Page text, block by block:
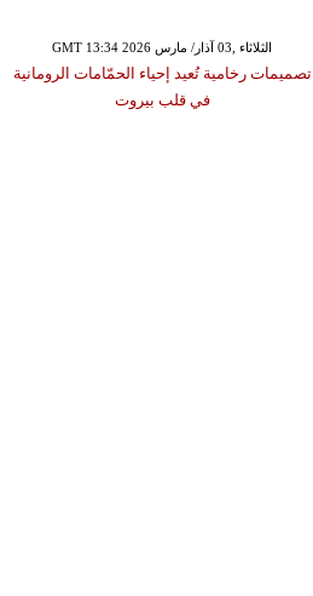
GMT 13:34 2026 الثلاثاء ,03 آذار/ مارس
تصميمات رخامية تُعيد إحياء الحمّامات الرومانية
في قلب بيروت